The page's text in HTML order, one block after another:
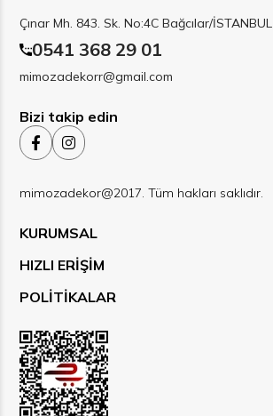
Çınar Mh. 843. Sk. No:4C Bağcılar/İSTANBUL
0541 368 29 01
mimozadekorr@gmail.com
Bizi takip edin
mimozadekor@2017. Tüm hakları saklıdır.
KURUMSAL
HIZLI ERİŞİM
POLİTİKALAR